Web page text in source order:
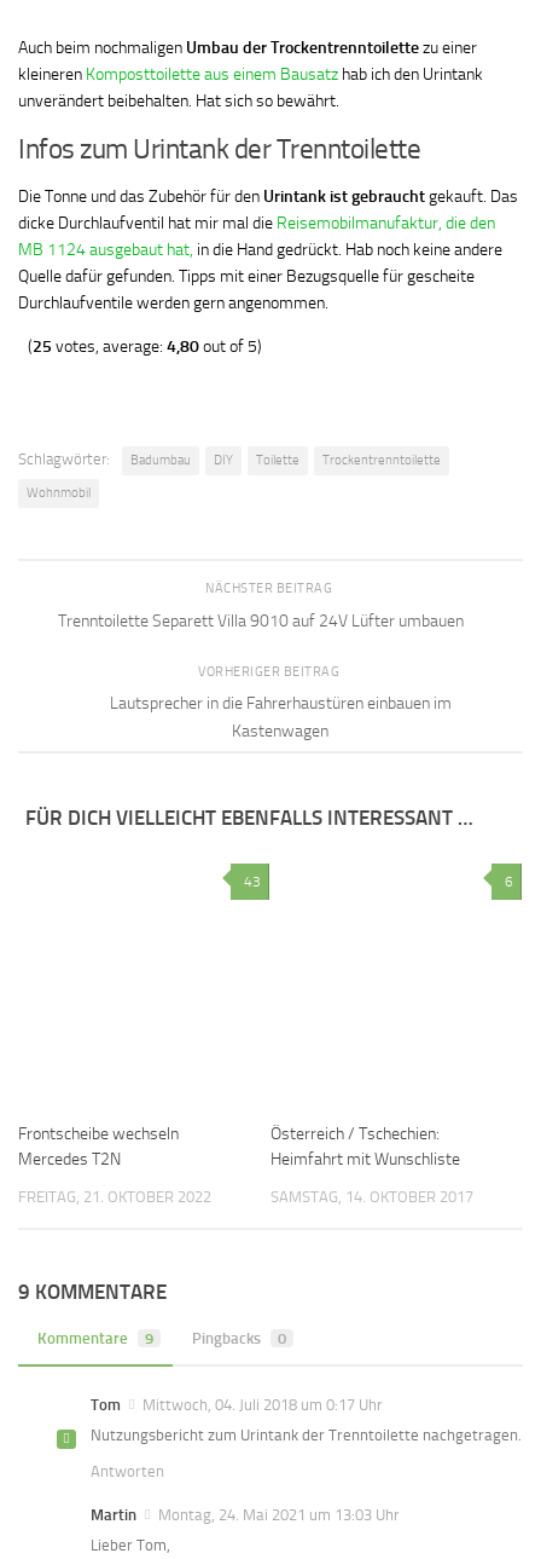
Auch beim nochmaligen Umbau der Trockentrenntoilettezu einer
kleineren Komposttoilette aus einem Bausatz hab ich den Urintank
unverändert beibehalten. Hat sich so bewährt.
Infos zum Urintank der Trenntoilette
Die Tonne und das Zubehör für den Urintank ist gebrauchtgekauft. Das
dicke Durchlaufventil hat mir mal die Reisemobilmanufaktur, die den
MB 1124 ausgebaut hat, in die Hand gedrückt. Hab noch keine andere
Quelle dafür gefunden. Tipps mit einer Bezugsquelle für gescheite
Durchlaufventile werden gern angenommen.
(25 votes, average: 4,80out of 5)
Schlagwörter: Badumbau DIY Toilette Trockentrenntoilette
Wohnmobil
NÄCHSTER BEITRAG
Trenntoilette Separett Villa 9010 auf 24V Lüfter umbauen
VORHERIGER BEITRAG
Lautsprecher in die Fahrerhaustüren einbauen im
Kastenwagen
FÜR DICH VIELLEICHT EBENFALLS INTERESSANT …
43
Frontscheibe wechseln
Mercedes T2N
FREITAG, 21. OKTOBER 2022
6
Österreich / Tschechien:
Heimfahrt mit Wunschliste
SAMSTAG, 14. OKTOBER 2017
9 KOMMENTARE
Kommentare 9 Pingbacks 0
Tom
Mittwoch, 04. Juli 2018 um 0:17 Uhr
Nutzungsbericht zum Urintank der Trenntoilette nachgetragen.
Antworten
Martin
Montag, 24. Mai 2021 um 13:03 Uhr
Lieber Tom,